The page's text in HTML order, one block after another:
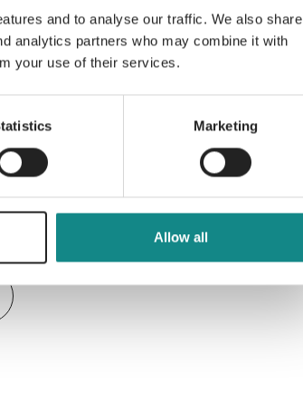
and to analyse our traffic. We also share
analytics partners who may combine it with
your use of their services.
Marketing
Allow all